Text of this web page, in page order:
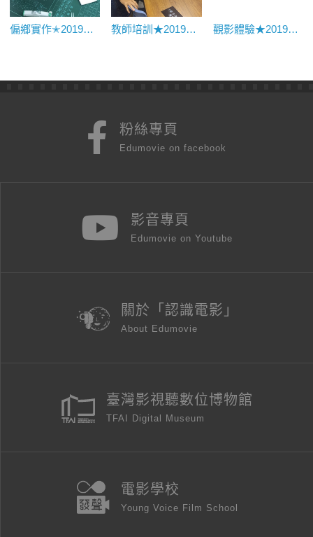
偏鄉實作✭2019【南區】屏東墾丁國小(鵝鑾鼻分校) 教師培訓★2019南區師資培訓課程紀錄專文 觀影體驗★2019《奧尼熊與沙琳鼠》映後座談｜正義國小
粉絲專頁
Edumovie on facebook
影音專頁
Edumovie on Youtube
關於「認識電影」
About Edumovie
臺灣影視聽數位博物館
TFAI Digital Museum
電影學校
Young Voice Film School